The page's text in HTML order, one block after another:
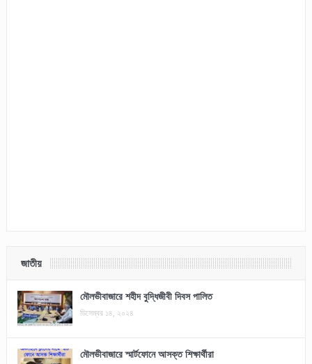
জাতীয়
মৌলভীবাজারে শহীদ বুদ্ধিজীবী দিবস পালিত
ডিসেম্বর ১৪, ২০২৪
মৌলভীবাজারে স্মার্টফোনে আসক্ত শিক্ষার্থীরা